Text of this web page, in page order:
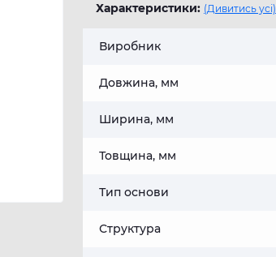
Характеристики: (Дивитись усі)
Виробник
Довжина, мм
Ширина, мм
Товщина, мм
Тип основи
Структура